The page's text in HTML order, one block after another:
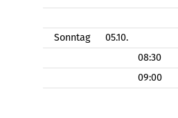
Sonntag 05.10.
08:30
09:00